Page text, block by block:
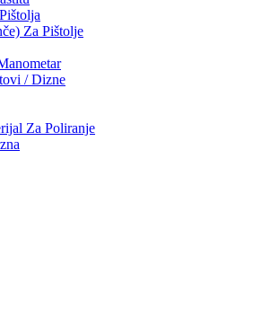
Za Pištolje
/ Dizne
Za Poliranje